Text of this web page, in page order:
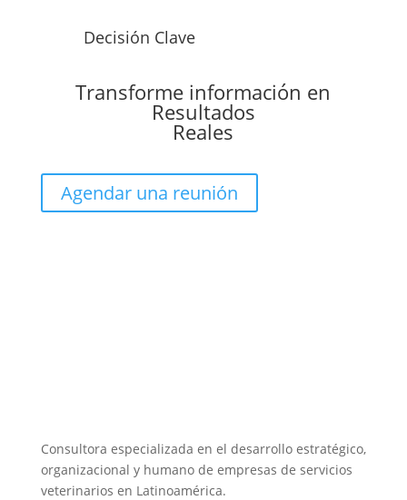
Decisión Clave
Transforme información en
Resultados
Reales
Agendar una reunión
Consultora especializada en el desarrollo estratégico,
organizacional y humano de empresas de servicios
veterinarios en Latinoamérica.